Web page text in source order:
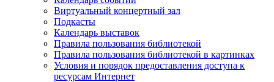
Виртуальный концертный зал
Подкасты
Календарь выставок
Правила пользования библиотекой
Правила пользования библиотекой в картинках
Условия и порядок предоставления доступа к
ресурсам Интернет